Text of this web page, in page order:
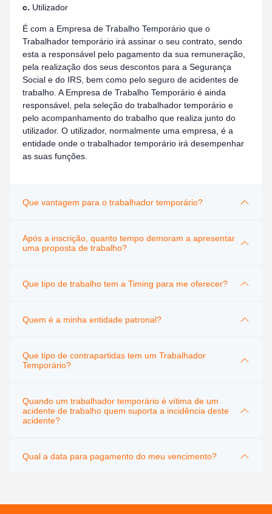
c. Utilizador
É com a Empresa de Trabalho Temporário que o
Trabalhador temporário irá assinar o seu contrato, sendo
esta a responsável pelo pagamento da sua remuneração,
pela realização dos seus descontos para a Segurança
Social e do IRS, bem como pelo seguro de acidentes de
trabalho. A Empresa de Trabalho Temporário é ainda
responsável, pela seleção do trabalhador temporário e
pelo acompanhamento do trabalho que realiza junto do
utilizador. O utilizador, normalmente uma empresa, é a
entidade onde o trabalhador temporário irá desempenhar
as suas funções.
Que vantagem para o trabalhador temporário?
Após a inscrição, quanto tempo demoram a apresentar
uma proposta de trabalho?
Que tipo de trabalho tem a Timing para me oferecer?
Quem é a minha entidade patronal?
Que tipo de contrapartidas tem um Trabalhador
Temporário?
Quando um trabalhador temporário é vítima de um
acidente de trabalho quem suporta a incidência deste
acidente?
Qual a data para pagamento do meu vencimento?